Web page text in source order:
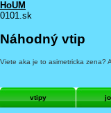
HoUM
0101.sk
Náhodný vtip
Viete aka je to asimetricka zena?
vtipy